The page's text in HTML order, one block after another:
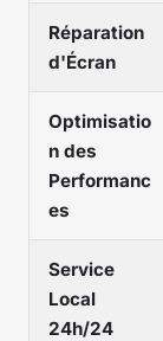
Réparation
d'Écran
Optimisatio
n des
Performanc
es
Service
Local
24h/24